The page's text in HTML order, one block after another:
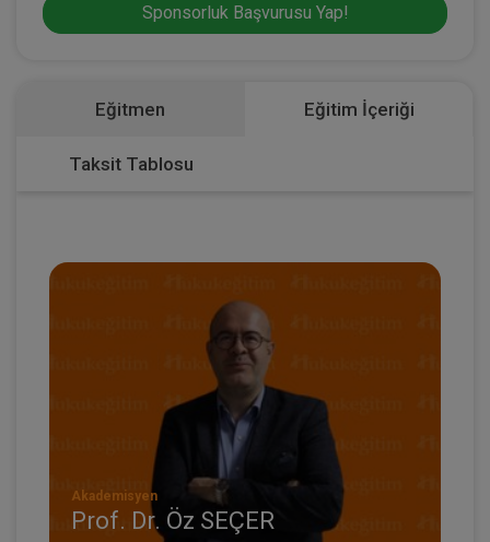
Sponsorluk Başvurusu Yap!
Eğitmen Eğitim İçeriği
Taksit Tablosu
Akademisyen
Prof. Dr. Öz SEÇER